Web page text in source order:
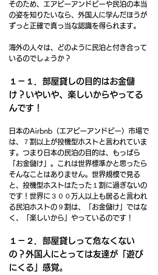
そのため、エアビーアンドビーや民泊の本当
の姿を知りたいなら、外国人に学んだほうが
ずっと正確で真っ当な認識を得られます。
海外の人々は、どのように民泊と付き合って
いるのでしょうか？
１－１．部屋貸しの目的はお金儲
け？いやいや、楽しいからやってる
んです！
日本のAirbnb（エアビーアンドビー）市場で
は、７割以上が投機型ホストと言われていま
す。つまり日本の民泊の目的は、もっぱら
「お金儲け」。これは世界標準かと思ったら
そんなことはありません。世界規模で見る
と、投機型ホストはたった１割に過ぎないの
です！世界に３００万人以上も居ると言われ
る民泊ホストの９割は、「お金儲け」ではな
く、「楽しいから」やっているのです！
１－２．部屋貸しって危なくない
の？外国人にとっては友達が「遊び
にくる」感覚。